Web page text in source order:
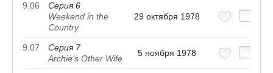
9.06
Серия 6
Weekend in the
Country
29 октября 1978
9.07
Серия 7
Archie's Other Wife
5 ноября 1978